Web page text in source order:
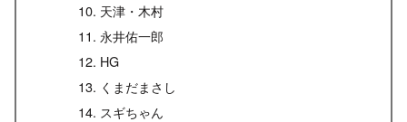
天津・木村
永井佑一郎
HG
くまだまさし
スギちゃん